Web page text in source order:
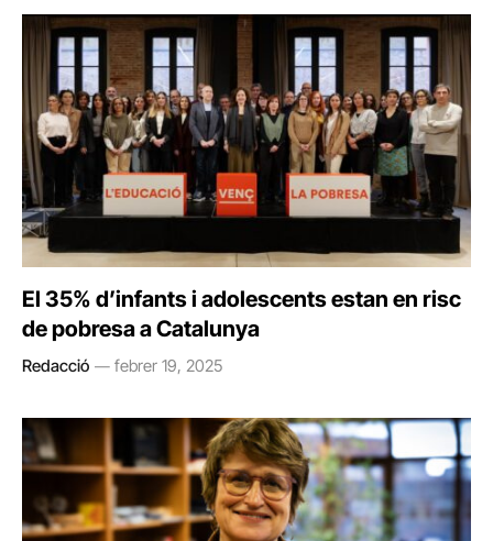
El 35% d’infants i adolescents estan en risc
de pobresa a Catalunya
Redacció febrer 19, 2025